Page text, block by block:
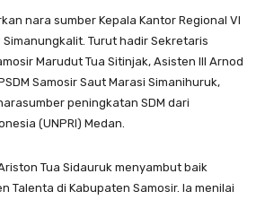
nara sumber Kepala Kantor Regional VI
Simanungkalit. Turut hadir Sekretaris
Marudut Tua Sitinjak, Asisten III Arnod
Samosir Saut Marasi Simanihuruk,
peningkatan SDM dari
(UNPRI) Medan.
Tua Sidauruk menyambut baik
Talenta di Kabupaten Samosir. Ia menilai